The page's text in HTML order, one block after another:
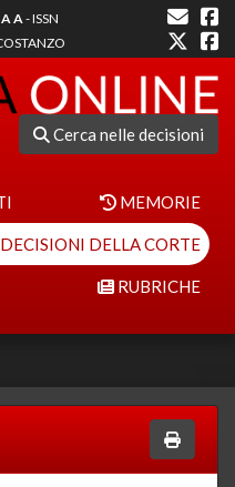
A- ISSN
Cerca nelle decisioni
MEMORIE
DECISIONI DELLA CORTE
RUBRICHE